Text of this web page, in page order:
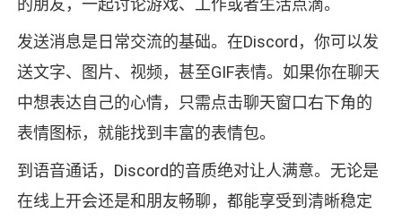
的朋友，一起讨论游戏、工作或者生活点滴。
发送消息是日常交流的基础。在Discord，你可以发
送文字、图片、视频，甚至GIF表情。如果你在聊天
中想表达自己的心情，只需点击聊天窗口右下角的
表情图标，就能找到丰富的表情包。
到语音通话，Discord的音质绝对让人满意。无论是
在线上开会还是和朋友畅聊，都能享受到清晰稳定